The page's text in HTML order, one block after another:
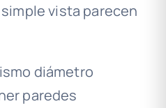
vista parecen
diámetro
paredes